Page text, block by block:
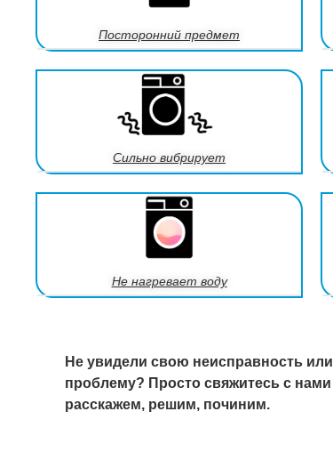
Посторонний предмет
Сильно вибрирует
Не нагревает воду
Не увидели свою неисправность или
проблему? Просто свяжитесь с
расскажем, решим, починим.